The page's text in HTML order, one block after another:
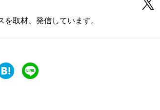
取材、発信しています。